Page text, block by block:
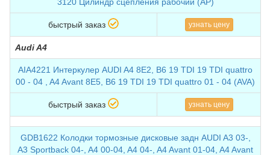
быстрый заказ узнать цену
Audi A4
AIA4221 Интеркулер AUDI A4 8E2, B6 19 TDI 19 TDI quattro
00 - 04 , A4 Avant 8E5, B6 19 TDI 19 TDI quattro 01 - 04 (AVA)
быстрый заказ узнать цену
GDB1622 Колодки тормозные дисковые задн AUDI A3 03-,
A3 Sportback 04-, A4 00-04, A4 04-, A4 Avant 01-04, A4 Avant